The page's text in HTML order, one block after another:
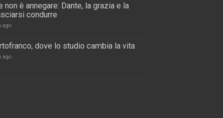
non è annegare: Dante, la grazia e la
condurre
ago
dove lo studio cambia la vita
ago